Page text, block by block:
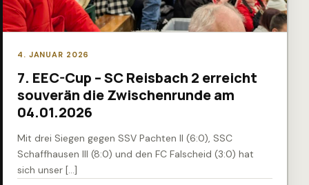
4. JANUAR 2026
7. EEC-Cup – SC Reisbach 2 erreicht
souverän die Zwischenrunde am
04.01.2026
Mit drei Siegen gegen SSV Pachten II (6:0), SSC
Schaffhausen III (8:0) und den FC Falscheid (3:0) hat
sich unser […]